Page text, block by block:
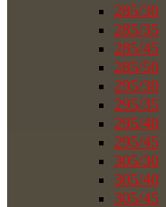
285/30
285/35
285/45
285/50
295/30
295/35
295/40
295/45
305/30
305/40
305/45